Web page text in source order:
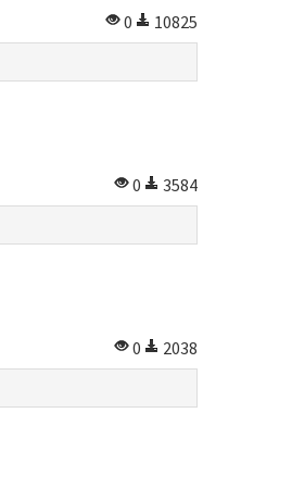
0
10825
0
3584
0
2038